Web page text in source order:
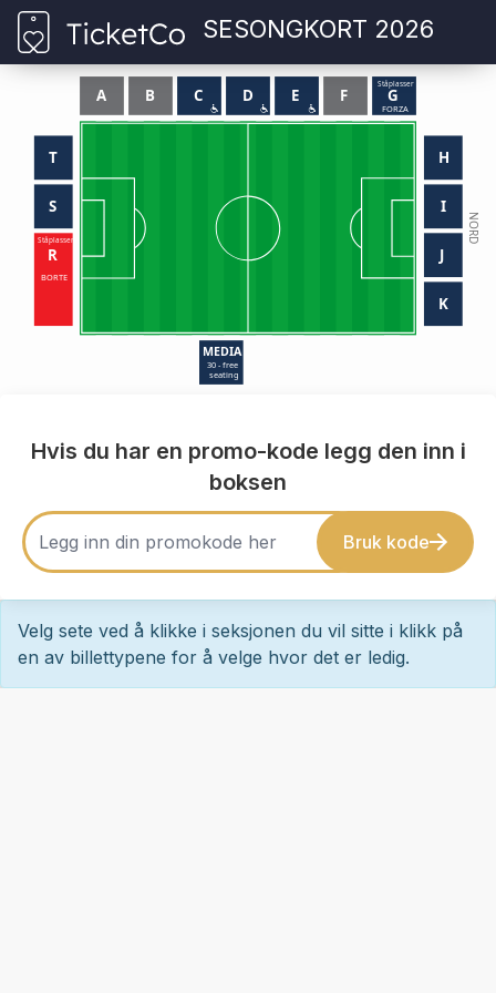
SESONGKORT 2026
C D E G
H
I
J
K
T
S
R
MEDIA
F
A B
NORD
FORZA
BORTE
Ståplasser
Ståplasser
30 - free
seating
Hvis du har en promo-kode legg den inn i
boksen
Bruk kode
Velg sete ved å klikke i seksjonen du vil sitte i klikk på
en av billettypene for å velge hvor det er ledig.